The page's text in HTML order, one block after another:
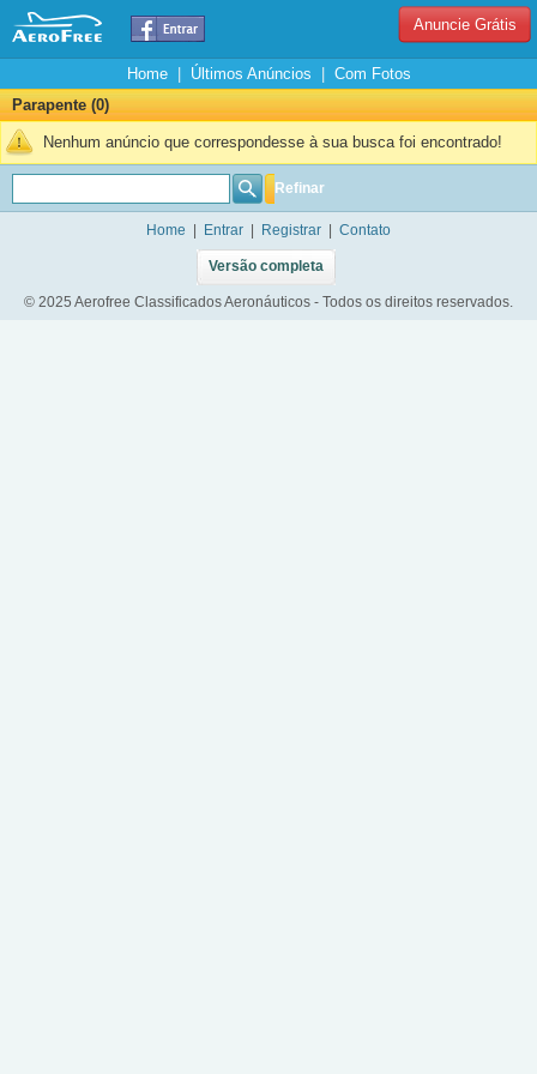
Anuncie Grátis
Home| Últimos Anúncios
Com Fotos
Parapente (0)
Nenhum anúncio que correspondesse à sua busca foi encontrado!
Refinar
Home Entrar Registrar Contato
Versão completa
© 2025 Aerofree Classificados Aeronáuticos - Todos os direitos reservados.